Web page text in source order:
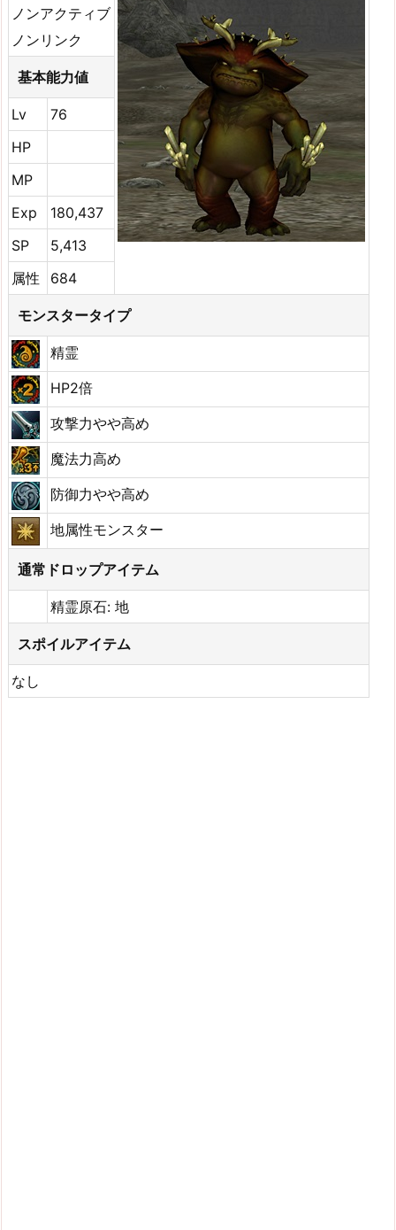
ノンアクティブ
ノンリンク
基本能力値
Lv
76
HP
MP
Exp
180,437
SP
5,413
属性
684
モンスタータイプ
精霊
HP2倍
攻撃力やや高め
魔法力高め
防御力やや高め
地属性モンスター
通常ドロップアイテム
精霊原石: 地
スポイルアイテム
なし